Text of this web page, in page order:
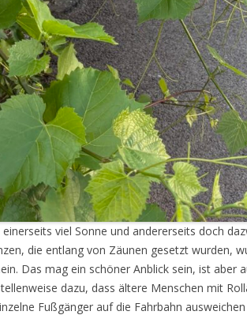
viel Sonne und andererseits doch
die entlang von Zäunen gesetzt wurden,
Das mag ein schöner Anblick sein, ist aber
dazu, dass ältere Menschen mit
Fußgänger auf die Fahrbahn